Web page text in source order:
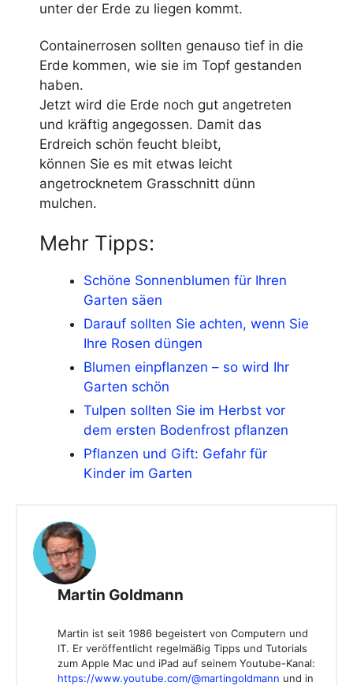
unter der Erde zu liegen kommt.
Containerrosen sollten genauso tief in die
Erde kommen, wie sie im Topf gestanden
haben.
Jetzt wird die Erde noch gut angetreten
und kräftig angegossen. Damit das
Erdreich schön feucht bleibt,
können Sie es mit etwas leicht
angetrocknetem Grasschnitt dünn
mulchen.
Mehr Tipps:
Schöne Sonnenblumen für Ihren
Garten säen
Darauf sollten Sie achten, wenn Sie
Ihre Rosen düngen
Blumen einpflanzen – so wird Ihr
Garten schön
Tulpen sollten Sie im Herbst vor
dem ersten Bodenfrost pflanzen
Pflanzen und Gift: Gefahr für
Kinder im Garten
Martin Goldmann
Martin ist seit 1986 begeistert von Computern und
IT. Er veröffentlicht regelmäßig Tipps und Tutorials
zum Apple Mac und iPad auf seinem Youtube-Kanal:
https://www.youtube.com/@martingoldmann und in